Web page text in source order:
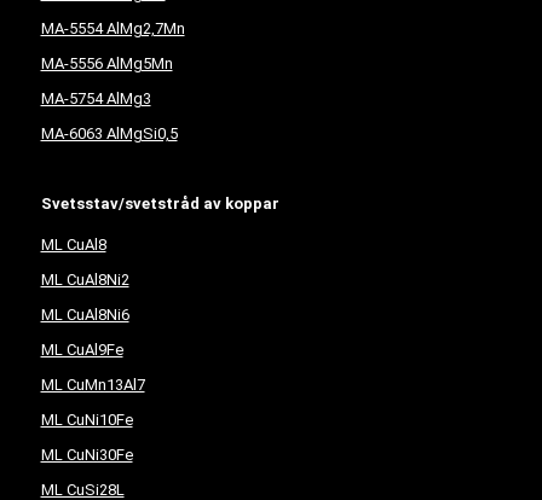
MA-5554 AlMg2,7Mn
MA-5556 AlMg5Mn
MA-5754 AlMg3
MA-6063 AlMgSi0,5
Svetsstav/svetstråd av koppar
ML CuAl8
ML CuAl8Ni2
ML CuAl8Ni6
ML CuAl9Fe
ML CuMn13Al7
ML CuNi10Fe
ML CuNi30Fe
ML CuSi28L